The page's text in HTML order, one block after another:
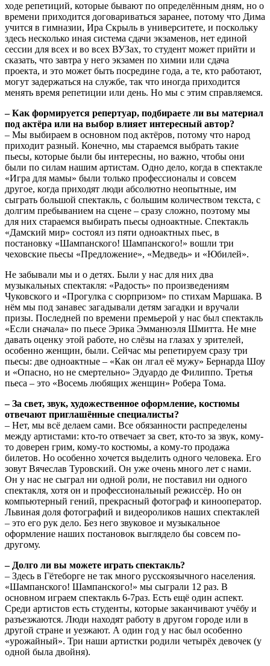
ходе репетиций, которые бывают по определённым дням, но о
времени приходится договариваться заранее, потому что Дима
учится в гимназии, Ира Скрыль в университете, и поскольку
здесь несколько иная система сдачи экзаменов, нет единой
сессии для всех и во всех ВУЗах, то студент может прийти и
сказать, что завтра у него экзамен по химии или сдача
проекта, и это может быть посредине года, а те, кто работают,
могут задержаться на службе, так что иногда приходится
менять время репетиции или день. Но мы с этим справляемся.
– Как формируется репертуар, подбираете ли вы материал
под актёра или на выбор влияет интересный автор?
– Мы выбираем в основном под актёров, потому что народ
приходит разный. Конечно, мы стараемся выбрать такие
пьесы, которые были бы интересны, но важно, чтобы они
были по силам нашим артистам. Одно дело, когда в спектакле
«Игра для мамы» были только профессионалы и совсем
другое, когда приходят люди абсолютно неопытные, им
сыграть большой спектакль, с большим количеством текста, с
долгим пребыванием на сцене – сразу сложно, поэтому мы
для них стараемся выбирать пьесы одноактные. Спектакль
«Дамский мир» состоял из пяти одноактных пьес, в
постановку «Шампанского! Шампанского!» вошли три
чеховские пьесы «Предложение», «Медведь» и «Юбилей».
Не забывали мы и о детях. Были у нас для них два
музыкальных спектакля: «Радость» по произведениям
Чуковского и «Прогулка с сюрпризом» по стихам Маршака. В
нём мы под занавес загадывали детям загадки и вручали
призы. Последней по времени премьерой у нас был спектакль
«Если сначала» по пьесе Эрика Эмманюэля Шмитта. Не мне
давать оценку этой работе, но слёзы на глазах у зрителей,
особенно женщин, были. Сейчас мы репетируем сразу три
пьесы: две одноактные – «Как он лгал её мужу» Бернарда Шоу
и «Опасно, но не смертельно» Эдуардо де Филиппо. Третья
пьеса – это «Восемь любящих женщин» Робера Тома.
– За свет, звук, художественное оформление, костюмы
отвечают приглашённые специалисты?
– Нет, мы всё делаем сами. Все обязанности распределены
между артистами: кто-то отвечает за свет, кто-то за звук, кому-
то доверен грим, кому-то костюмы, а кому-то продажа
билетов. Но особенно хочется выделить одного человека. Его
зовут Вячеслав Туровский. Он уже очень много лет с нами.
Он у нас не сыграл ни одной роли, не поставил ни одного
спектакля, хотя он и профессиональный режиссёр. Но он
компьютерный гений, прекрасный фотограф и кинооператор.
Львиная доля фотографий и видеороликов наших спектаклей
– это его рук дело. Без него звуковое и музыкальное
оформление наших постановок выглядело бы совсем по-
другому.
– Долго ли вы можете играть спектакль?
– Здесь в Гётеборге не так много русскоязычного населения.
«Шампанского! Шампанского!» мы сыграли 12 раз. В
основном играем спектакль 6-7раз. Есть ещё один аспект.
Среди артистов есть студенты, которые заканчивают учёбу и
разъезжаются. Люди находят работу в другом городе или в
другой стране и уезжают. А один год у нас был особенно
«урожайный». Три наши артистки родили четырёх девочек (у
одной была двойня).